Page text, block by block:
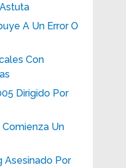
A Un Error O
Con
Dirigido Por
Comienza Un
Asesinado Por